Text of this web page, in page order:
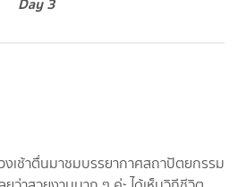
งเช้าตื่นมาชมบรรยากาศสถาปัตยกรรม